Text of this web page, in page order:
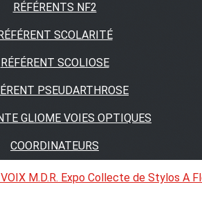
RÉFÉRENTS NF2
SCOLARITÉ
RÉFÉRENT SCOLIOSE
PSEUDARTHROSE
GLIOME VOIES OPTIQUES
COORDINATEURS
M.D.R. Expo Collecte de Stylos A